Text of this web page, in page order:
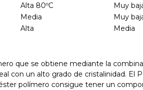
Alta 80ºC Muy
Media Muy
Alta Media
que se obtiene mediante la
un alto grado de cristalinidad. El
polímero consigue tener un